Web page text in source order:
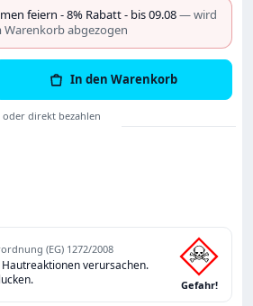
feiern - 8% Rabatt - bis 09.08— wird
abgezogen
Gib den gewünschten
In den Warenkorb
(EG) 1272/2008
verursachen.
Gefahr!